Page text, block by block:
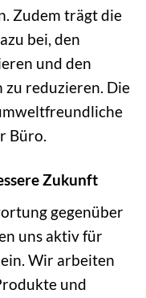
Zudem trägt die
bei, den
und den
zu reduzieren. Die
Büro.
Zukunft
gegenüber
uns aktiv für
Wir arbeiten
und